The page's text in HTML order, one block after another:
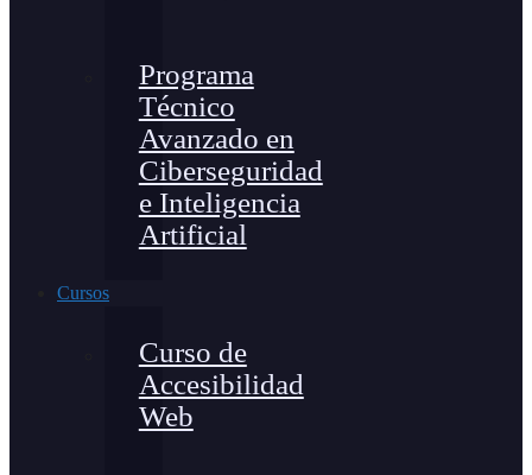
Programa
Técnico
Avanzado en
Ciberseguridad
e Inteligencia
Artificial
Cursos
Curso de
Accesibilidad
Web